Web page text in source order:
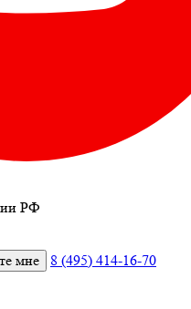
РФ
мне
8 (495) 414-16-70